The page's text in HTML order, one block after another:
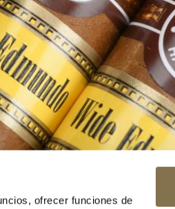
ofrecer funciones de